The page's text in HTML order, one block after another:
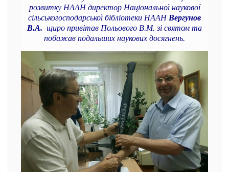
розвитку НААН директор Національної наукової
сільськогосподарської бібліотеки НААН Вергунов
В.А. щиро привітав Польового В.М. зі святом та
побажав подальших наукових досягнень.